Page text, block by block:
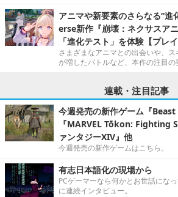
アニマや新要素のさらなる“
erse新作『崩壊：ネクサスア
「進化テスト」を体験【プレイ
さまざまなアニマとの出会いや、
が増したバトルなど、本作の注目の
連載・注目記事
今週発売の新作ゲーム『
『MARVEL Tōkon: Fighting
ァンタジーXIV』他
今週発売の新作ゲームはこちら。
有志日本語化の現場から
PCゲーマーなら何かとお世話にな
に連続インタビュー。